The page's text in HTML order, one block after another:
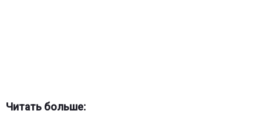
Читать больше: